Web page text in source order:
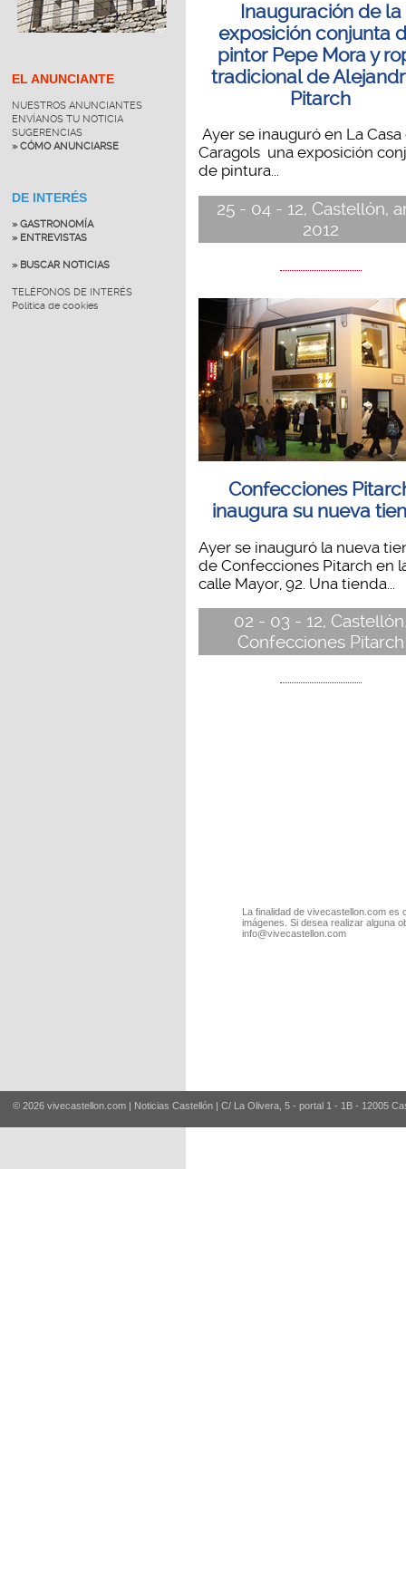
EL ANUNCIANTE
NUESTROS ANUNCIANTES
ENVÍANOS TU NOTICIA
SUGERENCIAS
» CÓMO ANUNCIARSE
DE INTERÉS
» GASTRONOMÍA
» ENTREVISTAS
» BUSCAR NOTICIAS
TELÉFONOS DE INTERÉS
Política de cookies
Inauguración de la
exposición conjunta
pintor Pepe Mora y
tradicional de
Pitarch
Ayer se inauguró en La Casa
Caragols una exposición
de pintura...
25 - 04 - 12, Castellón,
2012
Confecciones
inaugura su nueva
Ayer se inauguró la nueva
de Confecciones Pitarch en
calle Mayor, 92. Una tienda...
02 - 03 - 12,
Confecciones Pitarch
La finalidad de vivecastellon.com
imágenes. Si desea realizar alguna
info@vivecastellon.com
© 2026 vivecastellon.com | Noticias Castellón | C/ La Olivera, 5 - portal 1 - 1B - 12005